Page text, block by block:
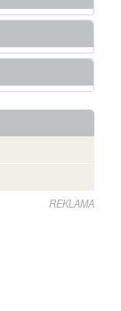
REKLAMA